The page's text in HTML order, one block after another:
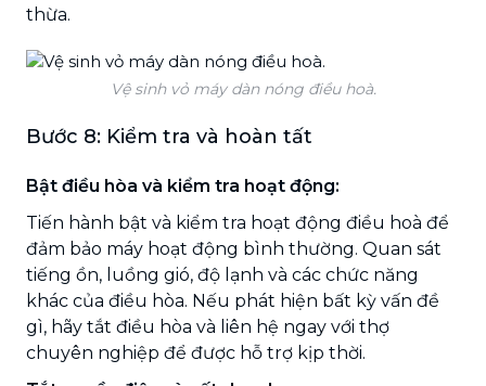
thừa.
Vệ sinh vỏ máy dàn nóng điều hoà.
Bước 8: Kiểm tra và hoàn tất
Bật điều hòa và kiểm tra hoạt động:
Tiến hành bật và kiểm tra hoạt động điều hoà để
đảm bảo máy hoạt động bình thường. Quan sát
tiếng ồn, luồng gió, độ lạnh và các chức năng
khác của điều hòa. Nếu phát hiện bất kỳ vấn đề
gì, hãy tắt điều hòa và liên hệ ngay với thợ
chuyên nghiệp để được hỗ trợ kịp thời.